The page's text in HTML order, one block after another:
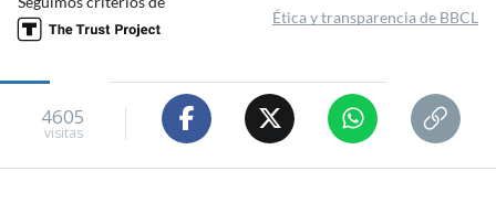
Ética y transparencia de BBCL
4605
visitas